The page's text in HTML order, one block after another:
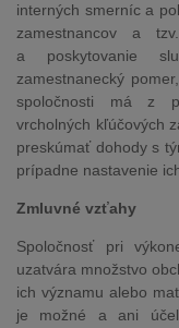
interných smerníc a
zamestnancov a
a poskytovanie
zamestnanecký
spoločnosti má z
vrcholných kľúčových
preskúmať dohody s
prípadne nastavenie
Zmluvné vzťahy
Spoločnosť pri
uzatvára množstvo
ich významu alebo
je možné a ani